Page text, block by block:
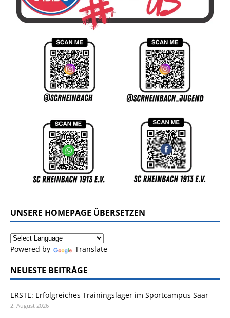
UNSERE HOMEPAGE ÜBERSETZEN
Powered by Translate
NEUESTE BEITRÄGE
ERSTE: Erfolgreiches Trainingslager im Sportcampus Saar
2. August 2026